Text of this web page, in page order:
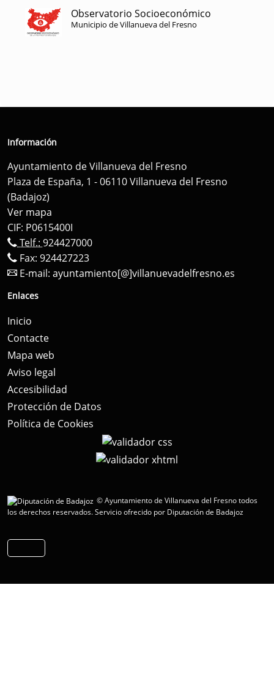
Observatorio Socioeconómico
Municipio de Villanueva del Fresno
Información
Ayuntamiento de Villanueva del Fresno
Plaza de España, 1 - 06110 Villanueva del Fresno
(Badajoz)
Ver mapa
CIF: P0615400I
Telf.: 924427000
Fax: 924427223
E-mail: ayuntamiento[@]villanuevadelfresno.es
Enlaces
Inicio
Contacte
Mapa web
Aviso legal
Accesibilidad
Protección de Datos
Política de Cookies
© Ayuntamiento de Villanueva del Fresno todos
los derechos reservados.Servicio ofrecido por Diputación de Badajoz